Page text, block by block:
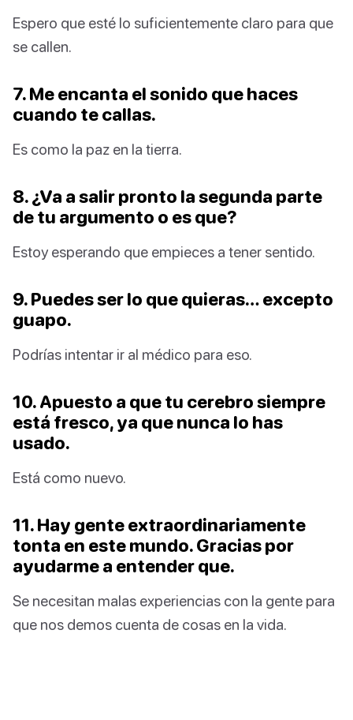
Espero que esté lo suficientemente claro para que
se callen.
7. Me encanta el sonido que haces
cuando te callas.
Es como la paz en la tierra.
8. ¿Va a salir pronto la segunda parte
de tu argumento o es que?
Estoy esperando que empieces a tener sentido.
9. Puedes ser lo que quieras… excepto
guapo.
Podrías intentar ir al médico para eso.
10. Apuesto a que tu cerebro siempre
está fresco, ya que nunca lo has
usado.
Está como nuevo.
11. Hay gente extraordinariamente
tonta en este mundo. Gracias por
ayudarme a entender que.
Se necesitan malas experiencias con la gente para
que nos demos cuenta de cosas en la vida.